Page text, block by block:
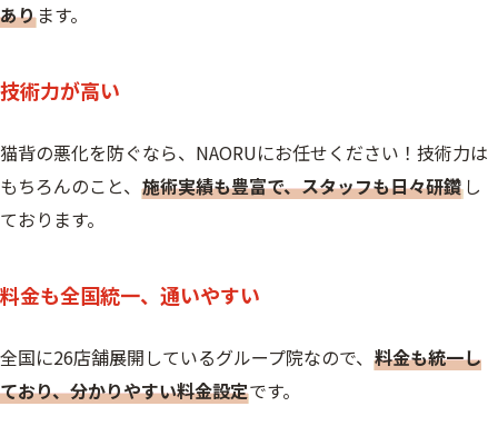
あります。
技術力が高い
猫背の悪化を防ぐなら、NAORUにお任せください！技術力は
もちろんのこと、 施術実績も豊富で、スタッフも日々研鑽し
ております。
料金も全国統一、通いやすい
全国に26店舗展開しているグループ院なので、 料金も統一し
ており、分かりやすい料金設定です。